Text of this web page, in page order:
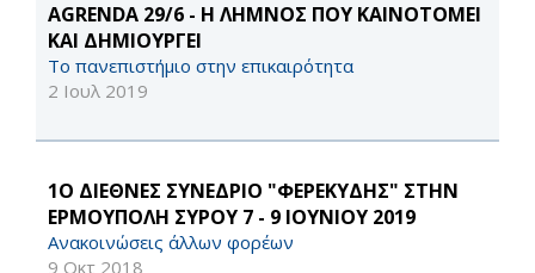
AGRENDA 29/6 - Η ΛΗΜΝΟΣ ΠΟΥ ΚΑΙΝΟΤΟΜΕΙ
ΚΑΙ ΔΗΜΙΟΥΡΓΕΙ
Το πανεπιστήμιο στην επικαιρότητα
2 Ιουλ 2019
1Ο ΔΙΕΘΝΕΣ ΣΥΝΕΔΡΙΟ "ΦΕΡΕΚΥΔΗΣ" ΣΤΗΝ
ΕΡΜΟΥΠΟΛΗ ΣΥΡΟΥ 7 - 9 ΙΟΥΝΙΟΥ 2019
Ανακοινώσεις άλλων φορέων
9 Οκτ 2018